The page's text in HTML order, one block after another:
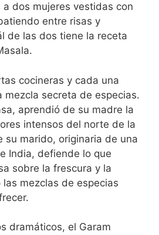
dos mujeres vestidas con
entre risas y
de las dos tiene la receta
cocineras y cada una
mezcla secreta de especias.
aprendió de su madre la
intensos del norte de la
su marido, originaria de una
India, defiende lo que
sobre la frescura y la
mezclas de especias
dramáticos, el Garam